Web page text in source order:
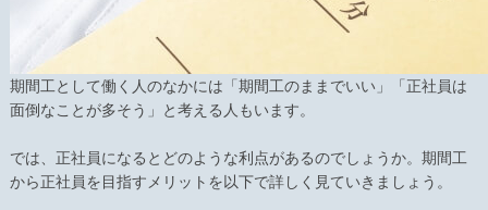
期間工として働く人のなかには「期間工のままでいい」「正社員は
面倒なことが多そう」と考える人もいます。
では、正社員になるとどのような利点があるのでしょうか。期間工
から正社員を目指すメリットを以下で詳しく見ていきましょう。